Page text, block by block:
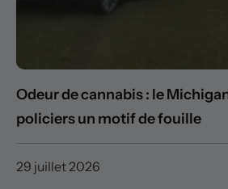
Odeur de cannabis : le
policiers un motif de fouille
29 juillet 2026